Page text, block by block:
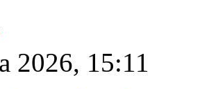
2026, 15:11